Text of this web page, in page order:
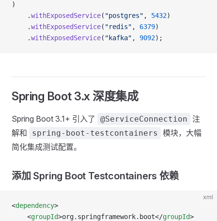
)
    .
withExposedService( "postgres" , 5432)
    .
withExposedService( "redis" , 6379)
    .
withExposedService( "kafka" , 9092);
Spring Boot 3.x 深度集成
Spring Boot 3.1+ 引入了 @ServiceConnection
注
解和
spring-boot-testcontainers
模块，大幅
简化集成测试配置。
添加 Spring Boot Testcontainers 依赖
xml
<dependency>
    <
groupId>org.springframework.boot</groupId>